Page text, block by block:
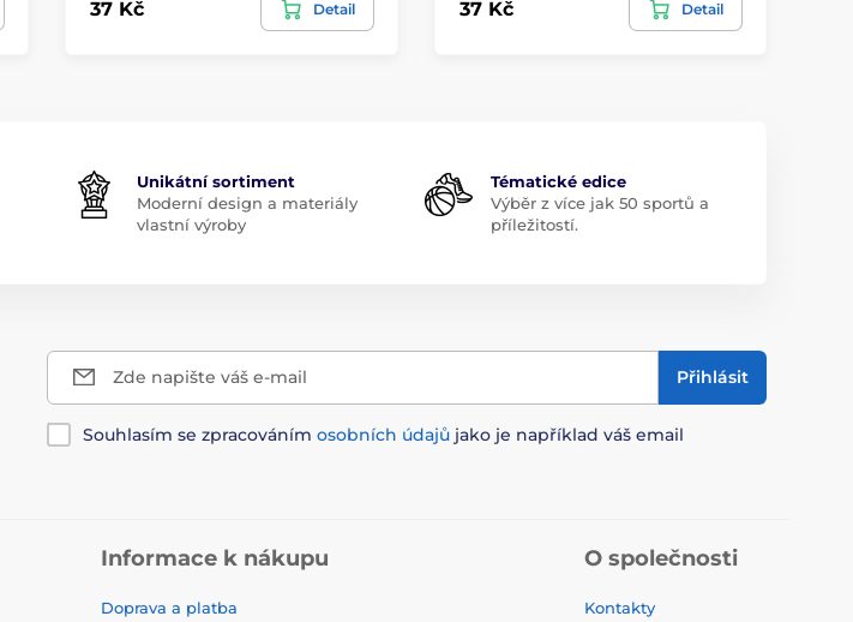
37 Kč Detail 37 Kč Detail
Unikátní sortiment
Moderní design a materiály
vlastní výroby
Tématické edice
Výběr z více jak 50 sportů a
příležitostí.
Zde napište váš e-mail Přihlásit
Souhlasím se zpracováním osobních údajů jako je například váš email
Informace k nákupu
Doprava a platba
O společnosti
Kontakty